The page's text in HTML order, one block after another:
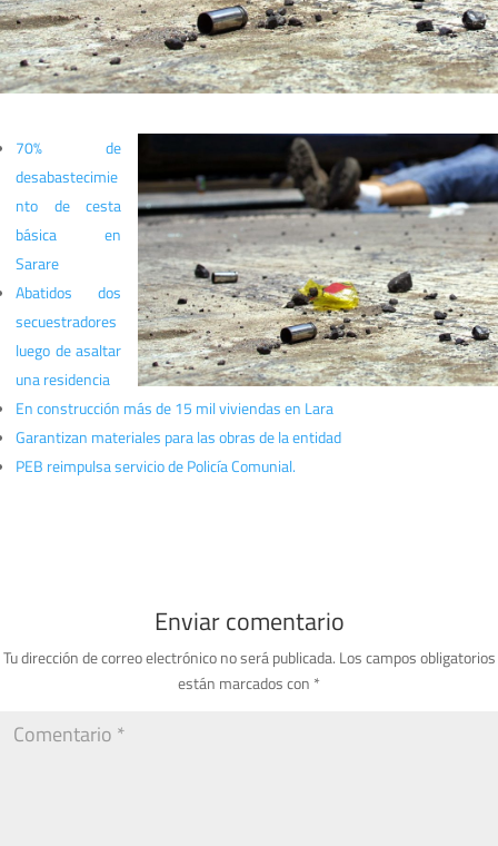
70% de
desabastecimie
nto de cesta
básica en
Sarare
Abatidos dos
secuestradores
luego de asaltar
una residencia
En construcción más de 15 mil viviendas en Lara
Garantizan materiales para las obras de la entidad
PEB reimpulsa servicio de Policía Comunial.
Enviar comentario
Tu dirección de correo electrónico no será publicada. Los campos obligatorios
están marcados con *